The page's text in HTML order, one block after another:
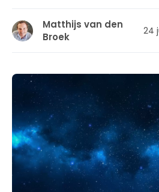
Matthijs van den
Broek
24